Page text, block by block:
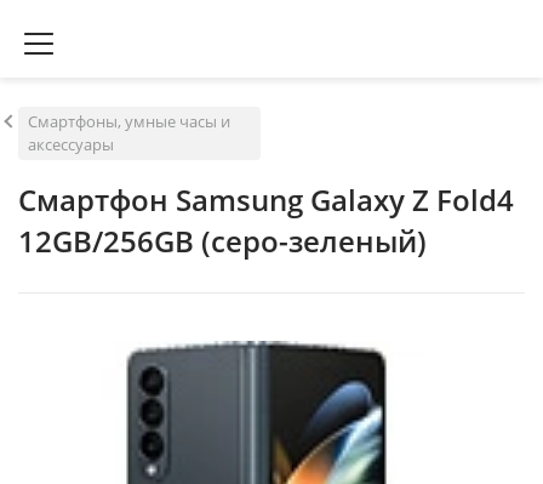
Смартфоны, умные часы и
аксессуары
Смартфон Samsung Galaxy Z Fold4
12GB/256GB (серо-зеленый)